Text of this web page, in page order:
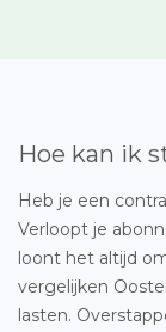
Hoe kan ik
Heb je een
Verloopt je
loont het altijd
vergelijken
lasten.